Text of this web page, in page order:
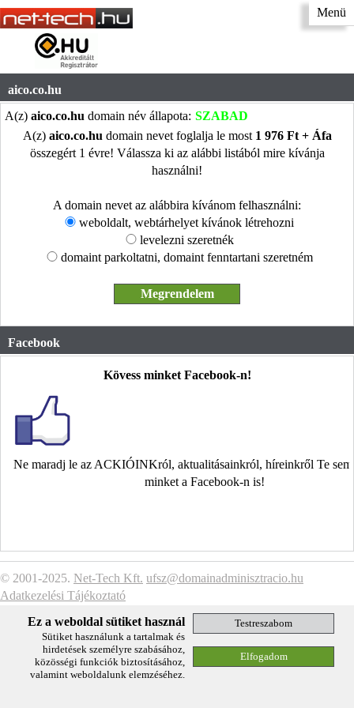
Menü
aico.co.hu
A(z) aico.co.hu domain név állapota: SZABAD
A(z) aico.co.hu domain nevet foglalja le most 1 976 Ft + Áfa
összegért 1 évre! Válassza ki az alábbi listából mire kívánja
használni!
A domain nevet az alábbira kívánom felhasználni:
weboldalt, webtárhelyet kívánok létrehozni
levelezni szeretnék
domaint parkoltatni, domaint fenntartani szeretném
Facebook
Kövess minket Facebook-n!
Ne maradj le az ACKIÓINKról, aktualitásainkról, híreinkről Te
minket a Facebook-n is!
© 2001-2025. Net-Tech Kft. ufsz@domainadminisztracio.hu
Adatkezelési Tájékoztató
Ez a weboldal sütiket használ
Sütiket használunk a tartalmak és
hirdetések személyre szabásához,
közösségi funkciók biztosításához,
valamint weboldalunk elemzéséhez.